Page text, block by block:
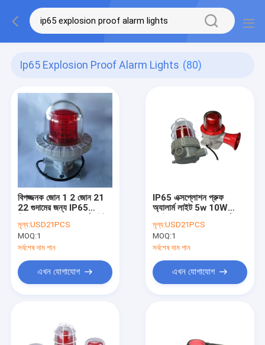
Ip65 Explosion Proof Alarm Lights (80)
বিপজ্জনক জোন 1 2 জোন 21
22 গুদামের জন্য IP65
মূল্য:USD21PCS
MOQ:1
সর্বশেষ দাম পান
এখন যোগাযোগ
IP65 এক্সপ্লোশন প্রুফ
অ্যালার্ম লাইট 5w 10W
প্লেস
মূল্য:USD21PCS
MOQ:1
সর্বশেষ দাম পান
এখন যোগাযোগ